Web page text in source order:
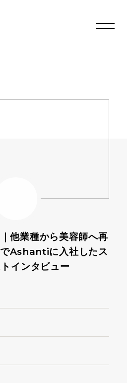
他業種から美容師へ再
Ashantiに入社したス
インタビュー